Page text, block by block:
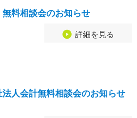
料相談会のお知らせ
詳細を見る
人会計無料相談会のお知らせ